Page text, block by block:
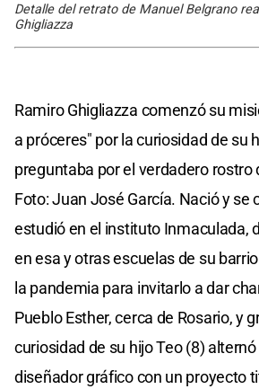
Detalle del retrato de Manuel Belgrano
Ghigliazza
Ramiro Ghigliazza comenzó su
a próceres" por la curiosidad de su
preguntaba por el verdadero rostro
Foto: Juan José García. Nació y se
estudió en el instituto Inmaculada,
en esa y otras escuelas de su
la pandemia para invitarlo a dar
Pueblo Esther, cerca de Rosario, y
curiosidad de su hijo Teo (8)
diseñador gráfico con un proyecto